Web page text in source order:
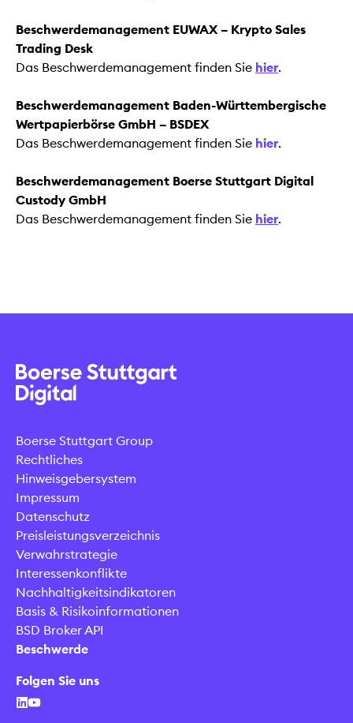
Beschwerdemanagement EUWAX – Krypto Sales
Trading Desk
Das Beschwerdemanagement finden Sie hier.
Beschwerdemanagement Baden-Württembergische
Wertpapierbörse GmbH – BSDEX
Das Beschwerdemanagement finden Sie hier.
Beschwerdemanagement Boerse Stuttgart Digital
Custody GmbH
Das Beschwerdemanagement finden Sie hier.
Boerse Stuttgart Group
Rechtliches
Hinweisgebersystem
Impressum
Datenschutz
Preisleistungsverzeichnis
Verwahrstrategie
Interessenkonflikte
Nachhaltigkeitsindikatoren
Basis & Risikoinformationen
BSD Broker API
Beschwerde
Folgen Sie uns